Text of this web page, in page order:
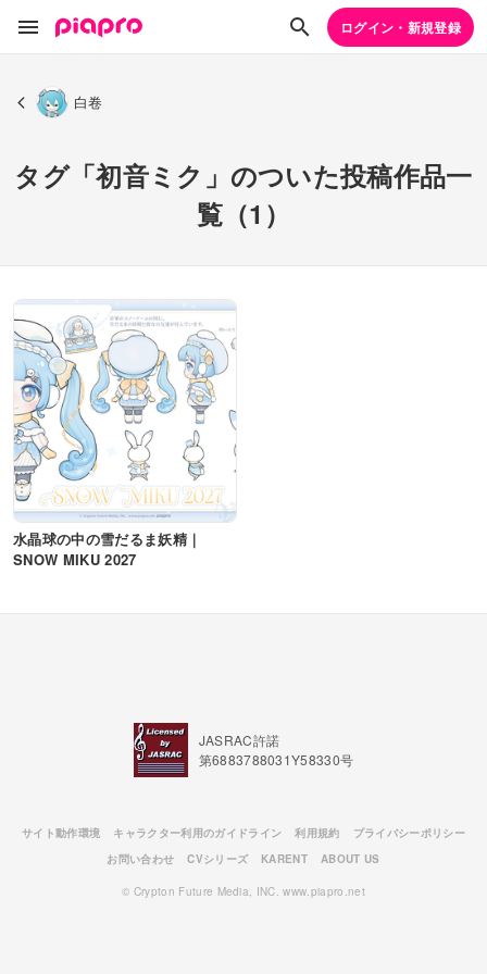
ログイン・新規登録
白卷
タグ「初音ミク」のついた投稿作品一
覧（1）
水晶球の中の雪だるま妖精｜
SNOW MIKU 2027
JASRAC許諾
第6883788031Y58330号
サイト動作環境 キャラクター利用のガイドライン 利用規約
プライバシーポリシー
お問い合わせ
CVシリーズ KARENT ABOUT US
© Crypton Future Media, INC. www.piapro.net